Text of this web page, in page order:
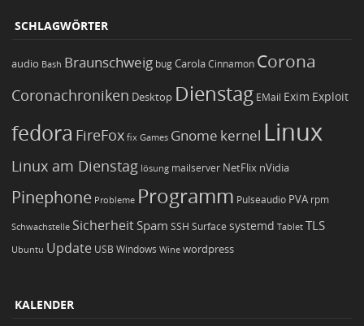
SCHLAGWÖRTER
audio Bash Braunschweig bugCarola Cinnamon Corona
Coronachroniken Desktop Dienstag EMail Exim Exploit
fedora FireFox fix Games Gnome kernel Linux
Linux am Dienstag lösung mailserver NetFlix nVidia
Pinephone Probleme Programm Pulseaudio PVA rpm
Schwachstelle Sicherheit Spam SSH Surface systemd Tablet TLS
Ubuntu Update USB Windows Wine wordpress
KALENDER